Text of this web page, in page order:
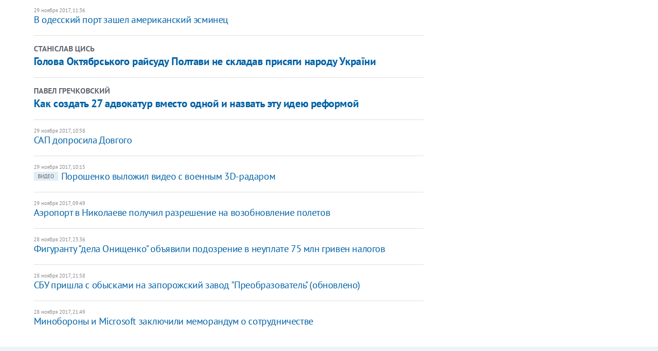
29 ноября 2017, 11:36
В одесский порт зашел американский эсминец
СТАНІСЛАВ ЦИСЬ
Голова Октябрського райсуду Полтави не складав присяги народу України
ПАВЕЛ ГРЕЧКОВСКИЙ
Как создать 27 адвокатур вместо одной и назвать эту идею реформой
29 ноября 2017, 10:58
САП допросила Довгого
29 ноября 2017, 10:15
ВИДЕО
Порошенко выложил видео с военным 3D-радаром
29 ноября 2017, 09:49
Аэропорт в Николаеве получил разрешение на возобновление полетов
28 ноября 2017, 23:36
Фигуранту "дела Онищенко" объявили подозрение в неуплате 75 млн гривен налогов
28 ноября 2017, 21:58
СБУ пришла с обысками на запорожский завод "Преобразователь" (обновлено)
28 ноября 2017, 21:49
Минобороны и Microsoft заключили меморандум о сотрудничестве